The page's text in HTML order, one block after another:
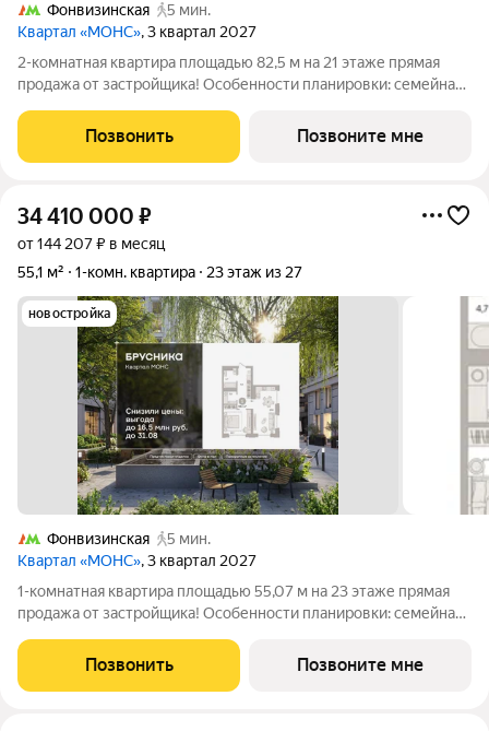
Фонвизинская
5 мин.
Квартал «МОНС», 3 квартал 2027
2-комнатная квартира площадью 82,5 м на 21 этаже прямая
продажа от застройщика! Особенности планировки: семейная
Брусники в Северо-Восточном административном округе,
рядом с парком Останкино,
Позвонить Позвоните мне
34 410 000 ₽
от 144 207 ₽ в месяц
55,1 м²
1-комн. квартира 23 этаж из 27
новостройка
Фонвизинская
5 мин.
Квартал «МОНС», 3 квартал 2027
1-комнатная квартира площадью 55,07 м на 23 этаже прямая
продажа от застройщика! Особенности планировки: семейная
Брусники в Северо-Восточном административном округе,
рядом с парком Останкино,
Позвонить Позвоните мне